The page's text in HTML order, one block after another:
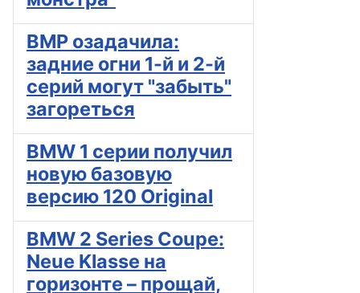
BMP озадачила:
задние огни 1-й и 2-й
серий могут "забыть"
загореться
BMW 1 серии получил
новую базовую
версию 120 Original
BMW 2 Series Coupe:
Neue Klasse на
горизонте – прощай,